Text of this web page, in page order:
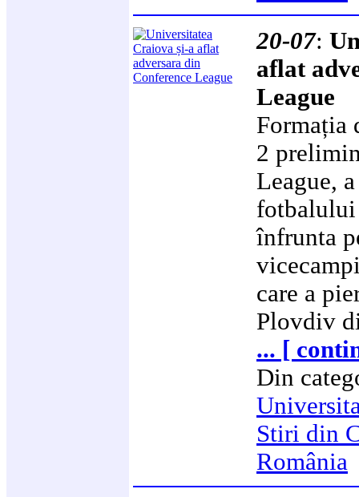
20-07:
aflat
League
Formația
2
League,
înfrunta
care a
Plovdiv
... [
Din
Stiri din
România